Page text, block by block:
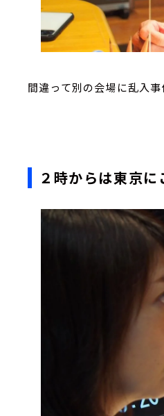
間違って別の会場に乱入事
２時からは東京に